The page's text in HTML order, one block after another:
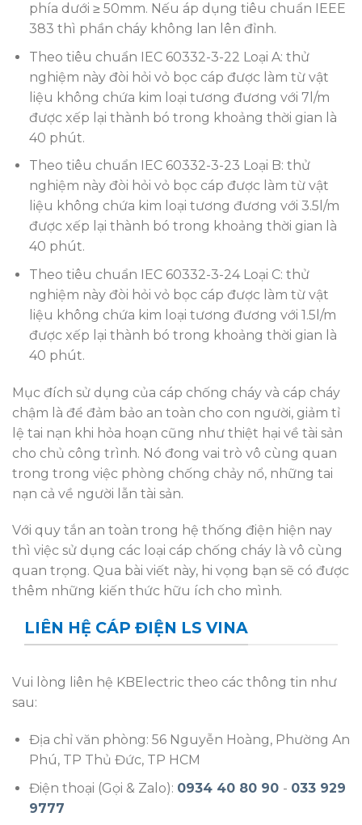
phía dưới ≥ 50mm. Nếu áp dụng tiêu chuẩn IEEE
383 thì phần cháy không lan lên đỉnh.
Theo tiêu chuẩn IEC 60332-3-22 Loại A: thử
nghiệm này đòi hỏi vỏ bọc cáp được làm từ vật
liệu không chứa kim loại tương đương với 7l/m
được xếp lại thành bó trong khoảng thời gian là
40 phút.
Theo tiêu chuẩn IEC 60332-3-23 Loại B: thử
nghiệm này đòi hỏi vỏ bọc cáp được làm từ vật
liệu không chứa kim loại tương đương với 3.5l/m
được xếp lại thành bó trong khoảng thời gian là
40 phút.
Theo tiêu chuẩn IEC 60332-3-24 Loại C: thử
nghiệm này đòi hỏi vỏ bọc cáp được làm từ vật
liệu không chứa kim loại tương đương với 1.5l/m
được xếp lại thành bó trong khoảng thời gian là
40 phút.
Mục đích sử dụng của cáp chống cháy và cáp cháy
chậm là để đảm bảo an toàn cho con người, giảm tỉ
lệ tai nạn khi hỏa hoạn cũng như thiệt hại về tài sản
cho chủ công trình. Nó đong vai trò vô cùng quan
trong trong việc phòng chống chảy nổ, những tai
nạn cả về người lẫn tài sản.
Với quy tắn an toàn trong hệ thống điện hiện nay
thì việc sử dụng các loại cáp chống cháy là vô cùng
quan trọng. Qua bài viết này, hi vọng bạn sẽ có được
thêm những kiến thức hữu ích cho mình.
LIÊN HỆ CÁP ĐIỆN LS VINA
Vui lòng liên hệ KBElectric theo các thông tin như
sau:
Địa chỉ văn phòng: 56 Nguyễn Hoàng, Phường An
Phú, TP Thủ Đức, TP HCM
Điện thoại (Gọi & Zalo): 0934 40 80 90 - 033 929
9777